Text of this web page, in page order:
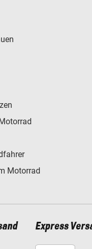
Motorrad
Express